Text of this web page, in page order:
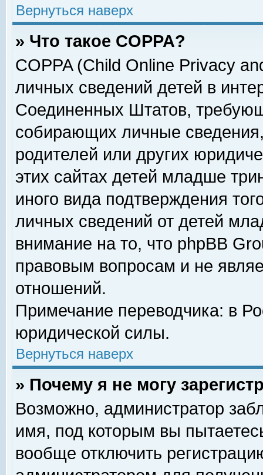
Вернуться наверх
» Что такое COPPA?
COPPA (Child Online Privacy
личных сведений детей в
Соединенных Штатов,
собирающих личные
родителей или других
этих сайтах детей младше
иного вида подтверждения
личных сведений от детей
внимание на то, что phpBB
правовым вопросам и не
отношений.
Примечание переводчика: в
юридической силы.
Вернуться наверх
» Почему я не могу
Возможно, администратор
имя, под которым вы
вообще отключить